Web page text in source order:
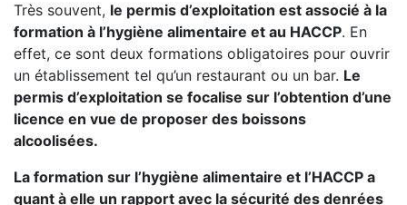
Très souvent, le permis d’exploitation est associé à la
formation à l’hygiène alimentaire et au HACCP. En
effet, ce sont deux formations obligatoires pour ouvrir
un établissement tel qu’un restaurant ou un bar. Le
permis d’exploitation se focalise sur l’obtention d’une
licence en vue de proposer des boissons
alcoolisées.
La formation sur l’hygiène alimentaire et l’HACCP a
quant à elle un rapport avec la sécurité des denrées